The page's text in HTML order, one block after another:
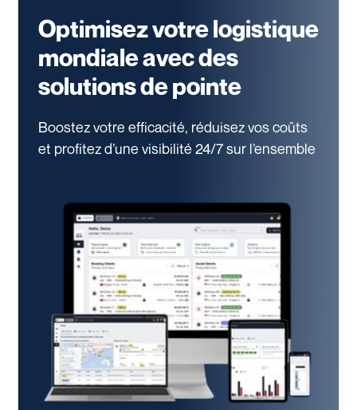
Optimisez votre logistique
mondiale avec des
solutions de pointe
Boostez votre efficacité, réduisez vos coûts
et profitez d’une visibilité 24/7sur l’ensemble